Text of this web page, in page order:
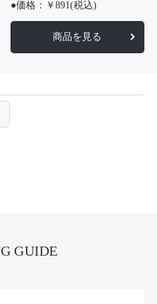
●価格：￥891(税込)
商品を見る
GUIDE